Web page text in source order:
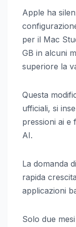
Apple ha
per il Mac
GB in alcuni
superiore la
Questa
ufficiali, si
pressioni ai e
AI.
La domanda
rapida
applicazioni
Solo due